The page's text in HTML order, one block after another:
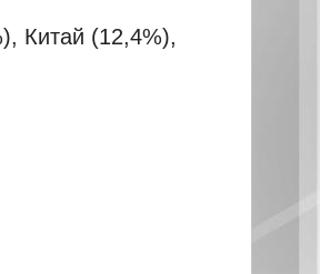
Китай (12,4%),